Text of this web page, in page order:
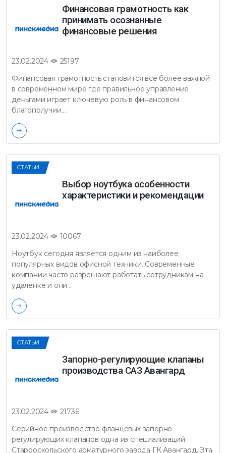
Финансовая грамотность как
принимать осознанные
финансовые решения
23.02.2024
25197
Финансовая грамотность становится все более важной
в современном мире где правильное управление
деньгами играет ключевую роль в финансовом
благополучии.…
СТАТЬИ
Выбор ноутбука особенности
характеристики и рекомендации
23.02.2024
10067
Ноутбук сегодня является одним из наиболее
популярных видов офисной техники. Современные
компании часто разрешают работать сотрудникам на
удаленке и они…
СТАТЬИ
Запорно-регулирующие клапаны
производства САЗ Авангард
23.02.2024
21736
Серийное производство фланцевых запорно-
регулирующих клапанов одна из специализаций
Старооскольского арматурного завода ГК Авангард. Эта